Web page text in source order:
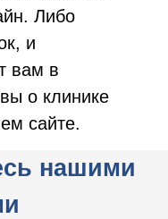
Либо
и
вам в
о клинике
сайте.
нашими